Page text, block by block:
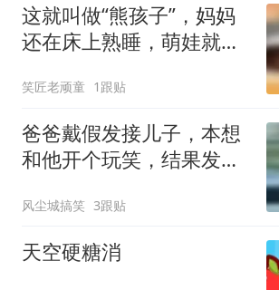
这就叫做“熊孩子”，妈妈
还在床上熟睡，萌娃就把
笑匠老顽童 1跟贴
爸爸戴假发接儿子，本想
和他开个玩笑，结果发生
风尘城搞笑 3跟贴
天空硬糖消